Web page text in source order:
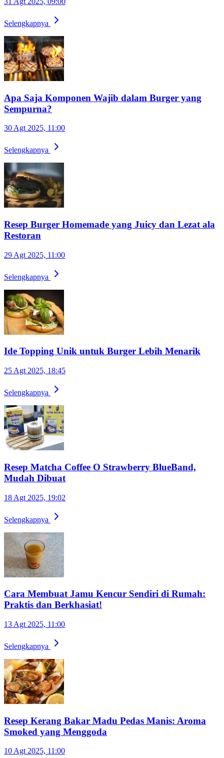
Selengkapnya
Apa Saja Komponen Wajib dalam Burger yang
Sempurna?
30 Agt 2025, 11:00
Selengkapnya
Resep Burger Homemade yang Juicy dan Lezat ala
Restoran
29 Agt 2025, 11:00
Selengkapnya
Ide Topping Unik untuk Burger Lebih Menarik
25 Agt 2025, 18:45
Selengkapnya
Resep Matcha Coffee O Strawberry BlueBand,
Mudah Dibuat
18 Agt 2025, 19:02
Selengkapnya
Cara Membuat Jamu Kencur Sendiri di Rumah:
Praktis dan Berkhasiat!
13 Agt 2025, 11:00
Selengkapnya
Resep Kerang Bakar Madu Pedas Manis: Aroma
Smoked yang Menggoda
10 Agt 2025, 11:00